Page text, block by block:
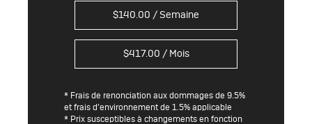
$140.00 / Semaine
$417.00 / Mois
* Frais de renonciation aux dommages de 9.5%
et frais d’environnement de 1.5% applicable
* Prix susceptibles à changements en fonction